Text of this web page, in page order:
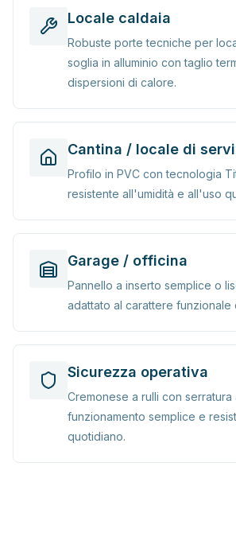
Locale caldaia
Robuste porte tecniche per
soglia in alluminio con taglio
dispersioni di calore.
Cantina / locale di
Profilo in PVC con tecnologia
resistente all'umidità e all'uso
Garage / officina
Pannello a inserto semplice o
adattato al carattere funzionale
Sicurezza operativa
Cremonese a rulli con
funzionamento semplice e
quotidiano.